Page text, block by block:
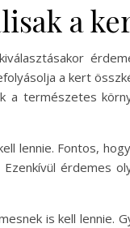
a
a kert
a természetes
lennie. Fontos,
érdemes
is kell